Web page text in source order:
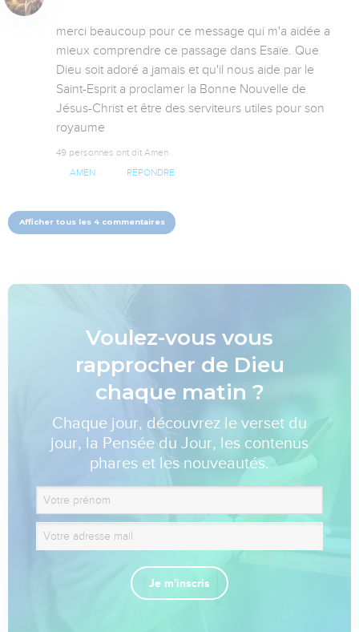
merci beaucoup pour ce message qui m'a aidée a
mieux comprendre ce passage dans Esaïe. Que
Dieu soit adoré a jamais et qu'il nous aide par le
Saint-Esprit a proclamer la Bonne Nouvelle de
Jésus-Christ et être des serviteurs utiles pour son
royaume
49 personnes ont dit Amen
AMEN RÉPONDRE
Afficher tous les 4 commentaires
Voulez-vous vous
rapprocher de Dieu
chaque matin ?
Chaque jour, découvrez le verset du
jour, la Pensée du Jour, les contenus
phares et les nouveautés.
Je m'inscris